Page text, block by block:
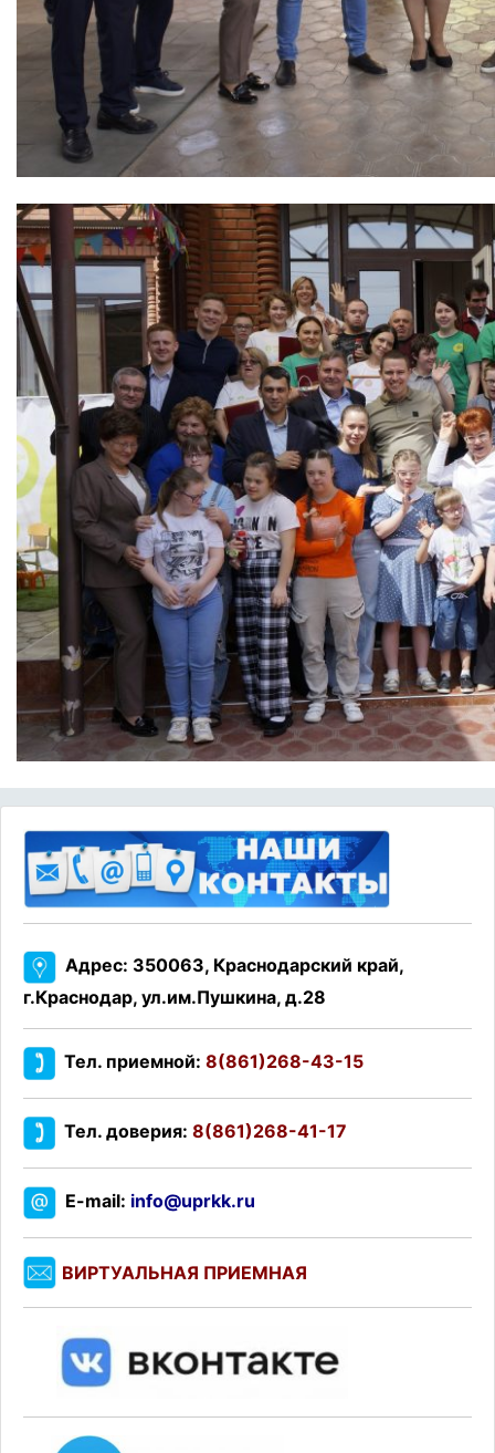
Адрес: 350063, Краснодарский край,
г.Краснодар, ул.им.Пушкина, д.28
Тел. приемной: 8(861)268-43-15
Тел. доверия: 8(861)268-41-17
E-mail: info@uprkk.ru
ВИРТУАЛЬНАЯ ПРИЕМНАЯ